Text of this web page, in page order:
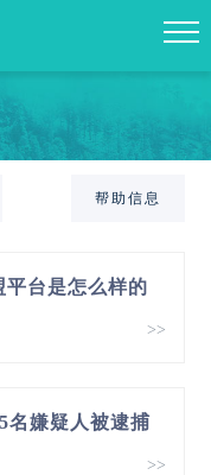
帮助信息
平台是怎么样的
>>
名嫌疑人被逮捕
>>